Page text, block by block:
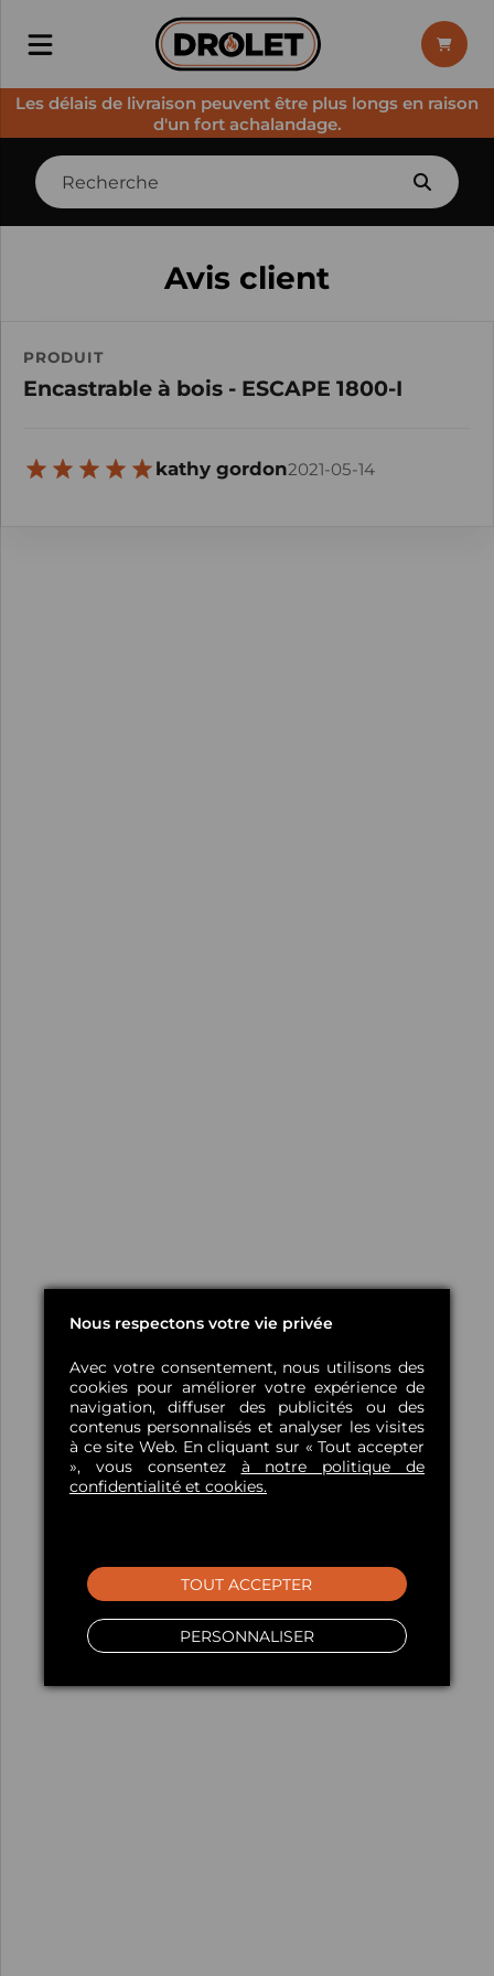
Les délais de livraison peuvent être plus longs en raison
d'un fort achalandage.
Avis client
PRODUIT
Encastrable à bois - ESCAPE 1800-I
kathy gordon2021-05-14
Nous respectons votre vie privée
Avec votre consentement, nous utilisons des
cookies pour améliorer votre expérience de
navigation, diffuser des publicités ou des
contenus personnalisés et analyser les visites
à ce site Web. En cliquant sur « Tout accepter
», vous consentez à notre politique de
confidentialité et cookies.
PERSONNALISER
TOUT ACCEPTER